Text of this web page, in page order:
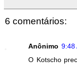
6 comentários:
Anônimo 9:48
O Kotscho